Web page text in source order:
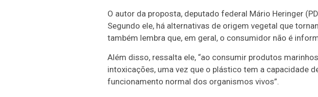
O autor da proposta, deputado federal Mário Heringer
Segundo ele, há alternativas de origem vegetal que
também lembra que, em geral, o consumidor não é
Além disso, ressalta ele, “ao consumir produtos
intoxicações, uma vez que o plástico tem a capacidade
funcionamento normal dos organismos vivos”.